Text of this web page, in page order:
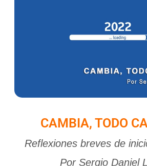
CAMBIA, TODO
Reflexiones breves de
Por Sergio Daniel